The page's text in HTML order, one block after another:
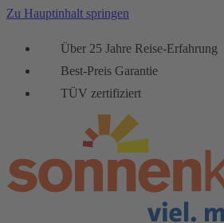
Zu Hauptinhalt springen
Über 25 Jahre Reise-Erfahrung
Best-Preis Garantie
TÜV zertifiziert